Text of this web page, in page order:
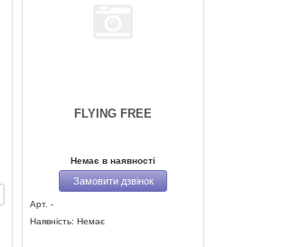
FLYING FREE
Немає в наявності
Замовити дзвінок
Арт. -
Наявність: Немає